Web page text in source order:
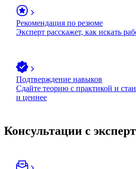
Рекомендация по резюме
Эксперт расскажет, как искать
Подтверждение навыков
Сдайте теорию с практикой и
и ценнее
Консультации с